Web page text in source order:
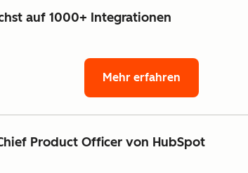
auf 1000+ Integrationen
Mehr erfahren
Product Officer von HubSpot